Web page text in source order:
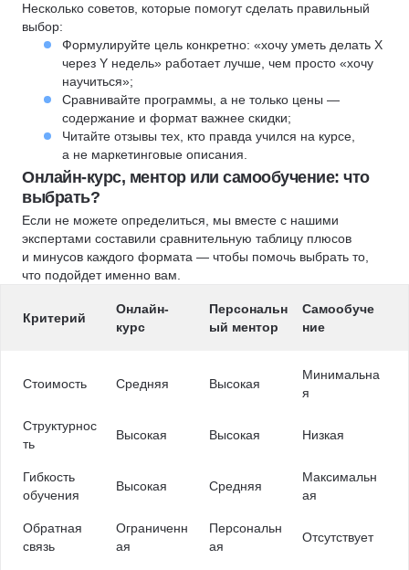
Несколько советов, которые помогут сделать правильный
выбор:
Формулируйте цель конкретно: «хочу уметь делать X
через Y недель» работает лучше, чем просто «хочу
научиться»;
Сравнивайте программы, а не только цены —
содержание и формат важнее скидки;
Читайте отзывы тех, кто правда учился на курсе,
а не маркетинговые описания.
Онлайн-курс, ментор или самообучение: что
выбрать?
Если не можете определиться, мы вместе с нашими
экспертами составили сравнительную таблицу плюсов
и минусов каждого формата — чтобы помочь выбрать то,
что подойдет именно вам.
Критерий
Онлайн-
курс
Персональн
ый ментор
Самообуче
ние
Стоимость Средняя Высокая
Минимальна
я
Структурнос
ть
Высокая Высокая Низкая
Гибкость
обучения
Высокая Средняя
Максимальн
ая
Обратная
связь
Ограниченн
ая
Персональн
ая
Отсутствует